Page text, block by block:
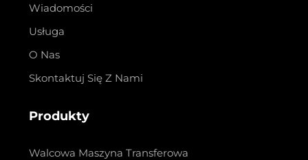
Wiadomości
Usługa
O Nas
Skontaktuj Się Z Nami
Produkty
Walcowa Maszyna Transferowa